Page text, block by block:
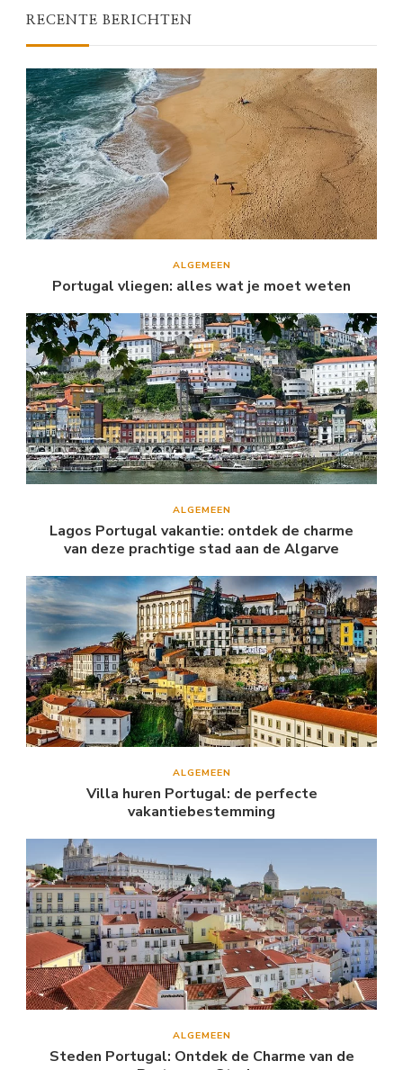
RECENTE BERICHTEN
ALGEMEEN
Portugal vliegen: alles wat je moet weten
ALGEMEEN
Lagos Portugal vakantie: ontdek de charme
van deze prachtige stad aan de Algarve
ALGEMEEN
Villa huren Portugal: de perfecte
vakantiebestemming
ALGEMEEN
Steden Portugal: Ontdek de Charme van de